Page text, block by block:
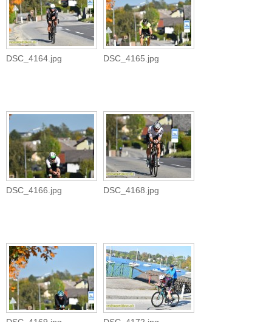
DSC_4164.jpg DSC_4165.jpg
DSC_4166.jpg DSC_4168.jpg